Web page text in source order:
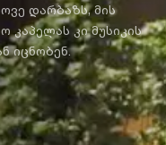
დარბაზს, მის
კაპელას კი მუსიკის
იცნობენ.